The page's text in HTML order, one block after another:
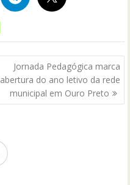
Jornada Pedagógica marca
abertura do ano letivo da rede
municipal em Ouro Preto